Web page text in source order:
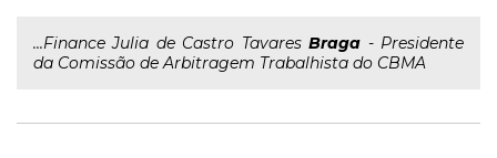
...Finance Julia de Castro TavaresBraga - Presidente
da Comissão de Arbitragem Trabalhista do CBMA